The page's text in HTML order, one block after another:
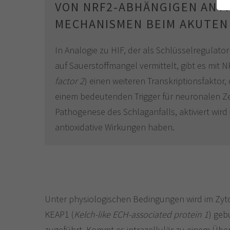
VON NRF2-ABHÄNGIGEN
MECHANISMEN BEIM
In Analogie zu HIF, der als
auf Sauerstoffmangel vermittelt, gibt es mit
factor 2) einen weiteren
einem bedeutenden Trigger für neuronalen
Pathogenese des Schlaganfalls, aktiviert
antioxidative Wirkungen haben.
Unter physiologischen Bedingungen wird im
KEAP1 (Kelch-like ECH-associated protein 1)